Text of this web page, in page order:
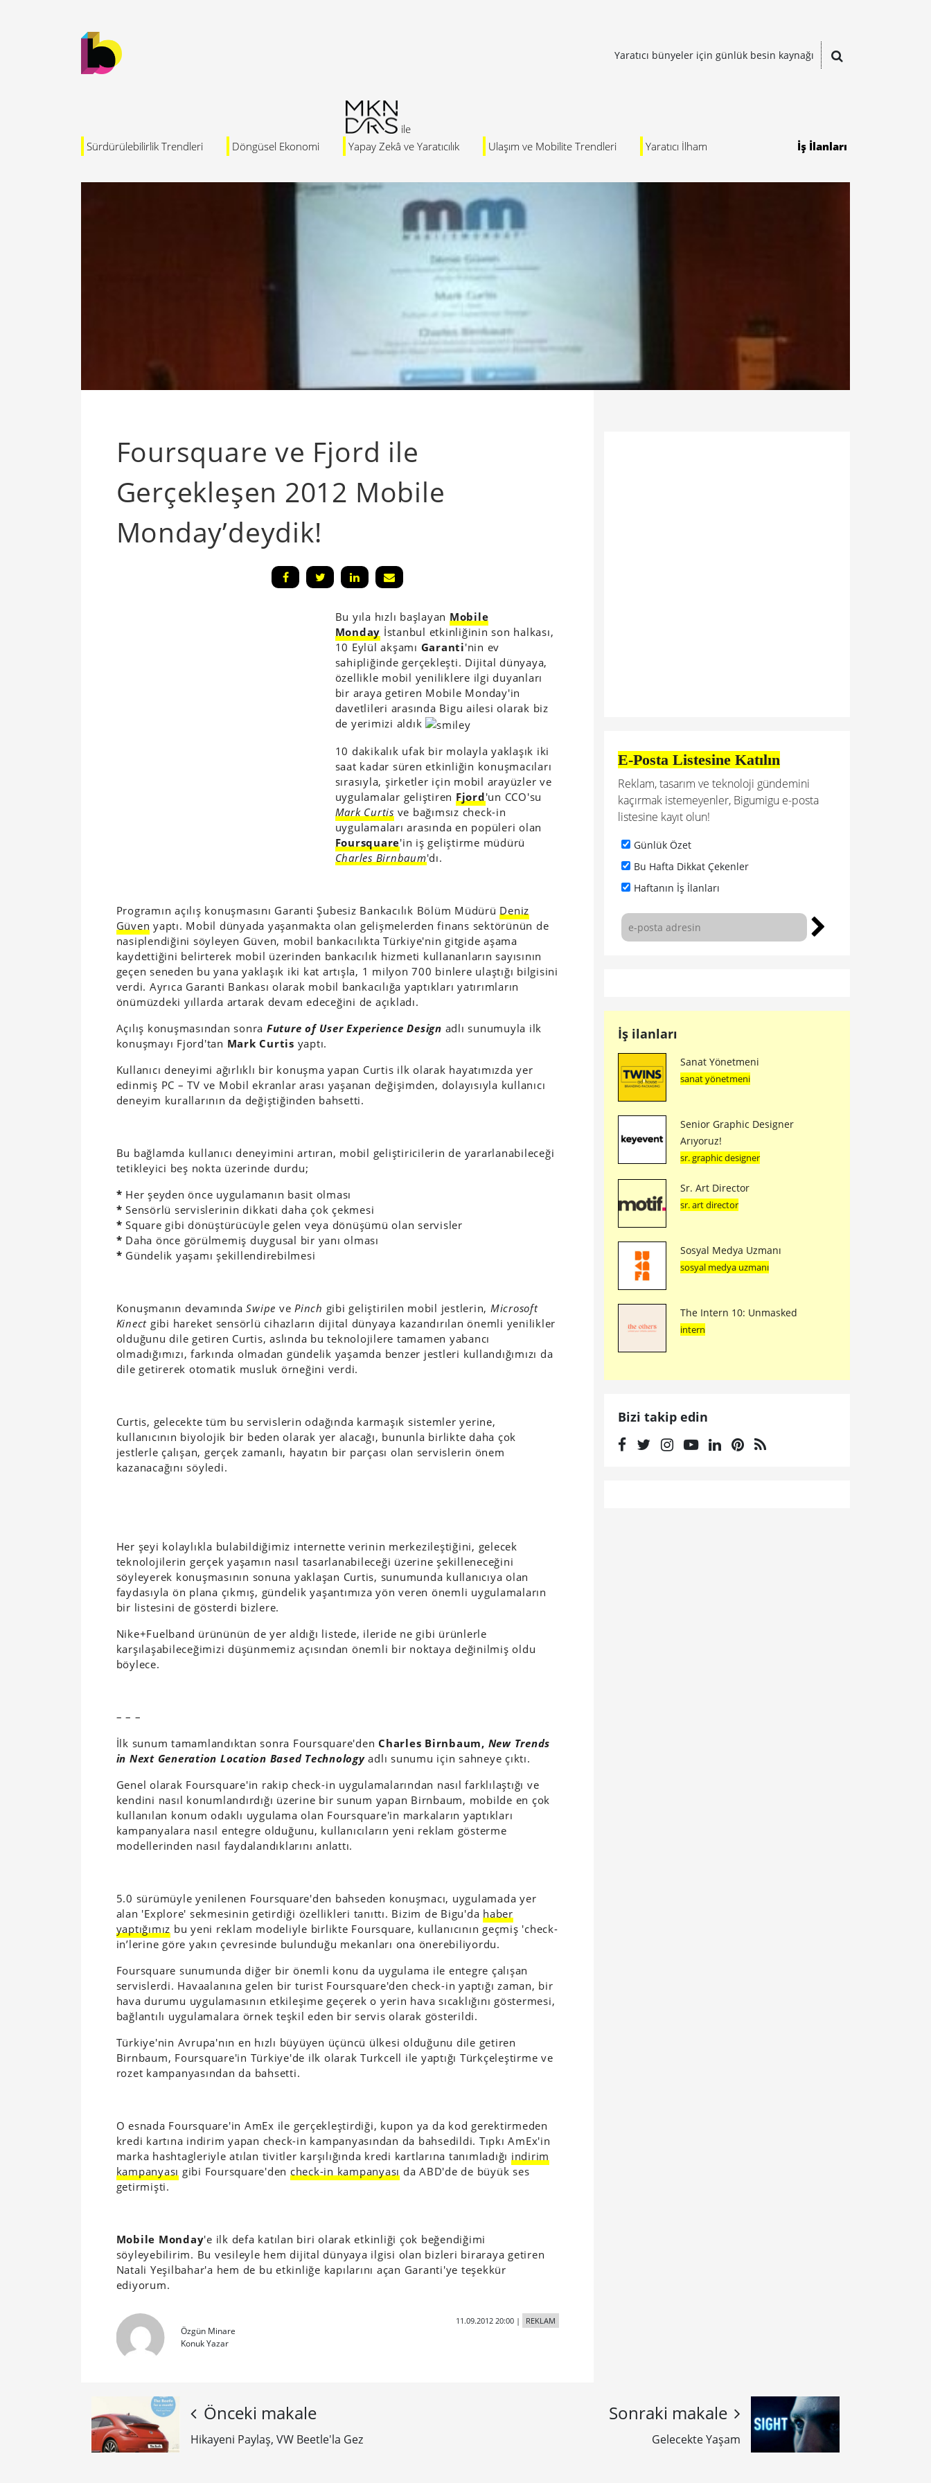
Yaratıcı bünyeler için günlük besin kaynağı
Sürdürülebilirlik Trendleri Döngüsel Ekonomi Yapay Zekâ ve Yaratıcılık Ulaşım ve Mobilite Trendleri Yaratıcı İlham İş İlanları
Foursquare ve Fjord ile
Gerçekleşen 2012 Mobile
Monday’deydik!
Bu yıla hızlı başlayan Mobile
Monday İstanbul etkinliğinin son halkası,
10 Eylül akşamı Garanti'nin ev
sahipliğinde gerçekleşti. Dijital dünyaya,
özellikle mobil yeniliklere ilgi duyanları
bir araya getiren Mobile Monday'in
davetlileri arasında Bigu ailesi olarak biz
de yerimizi aldık
10 dakikalık ufak bir molayla yaklaşık iki
saat kadar süren etkinliğin konuşmacıları
sırasıyla, şirketler için mobil arayüzler ve
uygulamalar geliştiren Fjord'un CCO'su
Mark Curtis ve bağımsız check-in
uygulamaları arasında en popüleri olan
Foursquare'in iş geliştirme müdürü
Charles Birnbaum'dı.
Programın açılış konuşmasını Garanti Şubesiz Bankacılık Bölüm Müdürü Deniz
Güven yaptı. Mobil dünyada yaşanmakta olan gelişmelerden finans sektörünün de
nasiplendiğini söyleyen Güven, mobil bankacılıkta Türkiye'nin gitgide aşama
kaydettiğini belirterek mobil üzerinden bankacılık hizmeti kullananların sayısının
geçen seneden bu yana yaklaşık iki kat artışla, 1 milyon 700 binlere ulaştığı bilgisini
verdi. Ayrıca Garanti Bankası olarak mobil bankacılığa yaptıkları yatırımların
önümüzdeki yıllarda artarak devam edeceğini de açıkladı.
Açılış konuşmasından sonra Future of User Experience Design adlı sunumuyla ilk
konuşmayı Fjord'tan Mark Curtis yaptı.
Kullanıcı deneyimi ağırlıklı bir konuşma yapan Curtis ilk olarak hayatımızda yer
edinmiş PC – TV ve Mobil ekranlar arası yaşanan değişimden, dolayısıyla kullanıcı
deneyim kurallarının da değiştiğinden bahsetti.
Bu bağlamda kullanıcı deneyimini artıran, mobil geliştiricilerin de yararlanabileceği
tetikleyici beş nokta üzerinde durdu;
* Her şeyden önce uygulamanın basit olması
* Sensörlü servislerinin dikkati daha çok çekmesi
* Square gibi dönüştürücüyle gelen veya dönüşümü olan servisler
* Daha önce görülmemiş duygusal bir yanı olması
* Gündelik yaşamı şekillendirebilmesi
Konuşmanın devamındaSwipe ve Pinch gibi geliştirilen mobil jestlerin, Microsoft
Kinect gibi hareket sensörlü cihazların dijital dünyaya kazandırılan önemli yenilikler
olduğunu dile getiren Curtis, aslında bu teknolojilere tamamen yabancı
olmadığımızı, farkında olmadan gündelik yaşamda benzer jestleri kullandığımızı da
dile getirerek otomatik musluk örneğini verdi.
Curtis, gelecekte tüm bu servislerin odağında karmaşık sistemler yerine,
kullanıcının biyolojik bir beden olarak yer alacağı, bununla birlikte daha çok
jestlerle çalışan, gerçek zamanlı, hayatın bir parçası olan servislerin önem
kazanacağını söyledi.
Her şeyi kolaylıkla bulabildiğimiz internette verinin merkezileştiğini, gelecek
teknolojilerin gerçek yaşamın nasıl tasarlanabileceği üzerine şekilleneceğini
söyleyerek konuşmasının sonuna yaklaşan Curtis, sunumunda kullanıcıya olan
faydasıyla ön plana çıkmış, gündelik yaşantımıza yön veren önemli uygulamaların
bir listesini de gösterdi bizlere.
Nike+Fuelband ürününün de yer aldığı listede, ileride ne gibi ürünlerle
karşılaşabileceğimizi düşünmemiz açısından önemli bir noktaya değinilmiş oldu
böylece.
– – –
İlk sunum tamamlandıktan sonra Foursquare'denCharles Birnbaum, New Trends
in Next Generation Location Based Technologyadlı sunumu için sahneye çıktı.
Genel olarak Foursquare'in rakip check-in uygulamalarından nasıl farklılaştığı ve
kendini nasıl konumlandırdığı üzerine bir sunum yapan Birnbaum, mobilde en çok
kullanılan konum odaklı uygulama olan Foursquare'in markaların yaptıkları
kampanyalara nasıl entegre olduğunu, kullanıcıların yeni reklam gösterme
modellerinden nasıl faydalandıklarını anlattı.
5.0 sürümüyle yenilenen Foursquare'den bahseden konuşmacı, uygulamada yer
alan 'Explore' sekmesinin getirdiği özellikleri tanıttı. Bizim de Bigu'da haber
yaptığımız bu yeni reklam modeliyle birlikte Foursquare, kullanıcının geçmiş 'check-
in’lerine göre yakın çevresinde bulunduğu mekanları ona önerebiliyordu.
Foursquare sunumunda diğer bir önemli konu da uygulama ile entegre çalışan
servislerdi. Havaalanına gelen bir turist Foursquare'den check-in yaptığı zaman, bir
hava durumu uygulamasının etkileşime geçerek o yerin hava sıcaklığını göstermesi,
bağlantılı uygulamalara örnek teşkil eden bir servis olarak gösterildi.
Türkiye'nin Avrupa'nın en hızlı büyüyen üçüncü ülkesi olduğunu dile getiren
Birnbaum, Foursquare'in Türkiye'de ilk olarak Turkcell ile yaptığı Türkçeleştirme ve
rozet kampanyasından da bahsetti.
O esnada Foursquare'in AmEx ile gerçekleştirdiği, kupon ya da kod gerektirmeden
kredi kartına indirim yapan check-in kampanyasından da bahsedildi. Tıpkı AmEx'in
marka hashtagleriyle atılan tivitler karşılığında kredi kartlarına tanımladığı indirim
kampanyası gibi Foursquare'den check-in kampanyası da ABD'de de büyük ses
getirmişti.
Mobile Monday'e ilk defa katılan biri olarak etkinliği çok beğendiğimi
söyleyebilirim. Bu vesileyle hem dijital dünyaya ilgisi olan bizleri biraraya getiren
Natali Yeşilbahar'a hem de bu etkinliğe kapılarını açan Garanti'ye teşekkür
ediyorum.
Özgün Minare
Konuk Yazar
11.09.2012 20:00| REKLAM
E-Posta Listesine Katılın
Reklam, tasarım ve teknoloji gündemini
kaçırmak istemeyenler, Bigumigu e-posta
listesine kayıt olun!
Günlük Özet
Bu Hafta Dikkat Çekenler
Haftanın İş İlanları
İş ilanları
Sanat Yönetmeni
sanat yönetmeni
Senior Graphic Designer
Arıyoruz!
sr. graphic designer
Sr. Art Director
sr. art director
Sosyal Medya Uzmanı
sosyal medya uzmanı
The Intern 10: Unmasked
intern
Bizi takip edin
Önceki makale
Hikayeni Paylaş, VW Beetle'la Gez
Sonraki makale
Gelecekte Yaşam